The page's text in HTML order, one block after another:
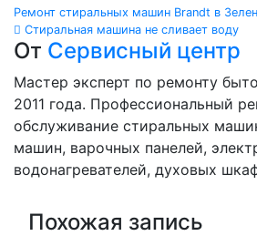
Навигация
по
записям
Ремонт стиральных машин Brandt в
Стиральная машина не сливает воду
От Сервисный центр
Мастер эксперт по ремонту
2011 года. Профессиональный
обслуживание стиральных
машин, варочных панелей,
водонагревателей, духовых
Похожая запись